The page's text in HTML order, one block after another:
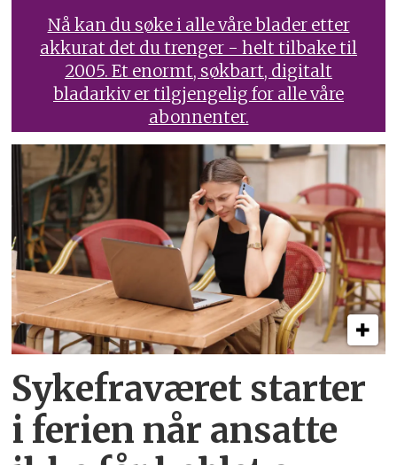
Nå kan du søke i alle våre blader etter
akkurat det du trenger - helt tilbake til
2005. Et enormt, søkbart, digitalt
bladarkiv er tilgjengelig for alle våre
abonnenter.
Sykefraværet starter
i ferien når ansatte